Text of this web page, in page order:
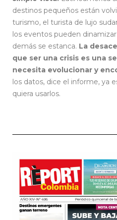
destinos pequeños están
turismo, el turista de lujo
los eventos pueden
demás se estanca. La
que ser una crisis es una
necesita evolucionar y
los datos, dice el informe, ya
quiera usarlos.